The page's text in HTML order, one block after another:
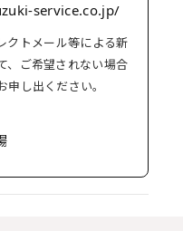
service.co.jp/
クトメール等による新
、ご希望されない場合
し出ください。